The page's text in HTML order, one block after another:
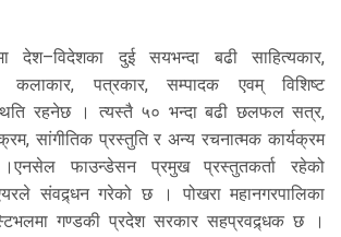
देश–विदेशका दुई सयभन्दा बढी साहित्यकार,
कलाकार, पत्रकार, सम्पादक एवम् विशिष्ट
रहनेछ । त्यस्तै ५० भन्दा बढी छलफल सत्र,
सांगीतिक प्रस्तुति र अन्य रचनात्मक कार्यक्रम
फाउन्डेसन प्रमुख प्रस्तुतकर्ता रहेको
संवद्र्धन गरेको छ । पोखरा महानगरपालिका
गण्डकी प्रदेश सरकार सहप्रवद्र्धक छ ।